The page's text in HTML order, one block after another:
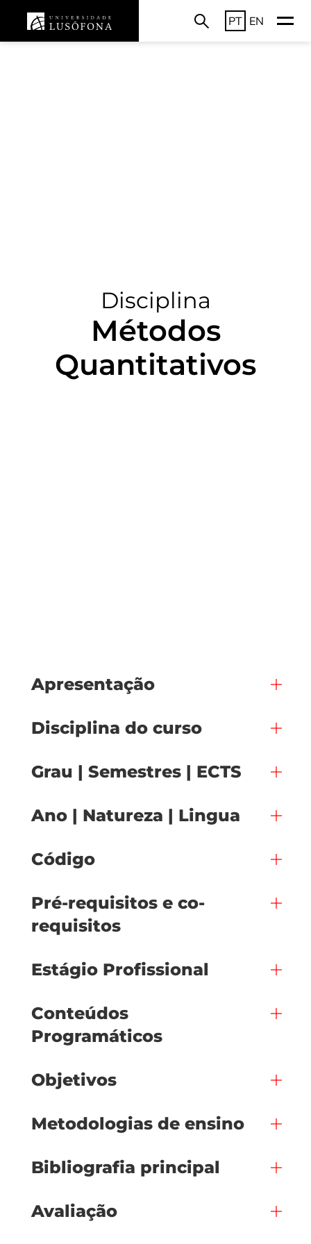
PT EN
Disciplina
Métodos
Quantitativos
Apresentação
Disciplina do curso
Grau | Semestres | ECTS
Ano | Natureza | Lingua
Código
Pré-requisitos e co-
requisitos
Estágio Profissional
Conteúdos
Programáticos
Objetivos
Metodologias de ensino
Bibliografia principal
Avaliação